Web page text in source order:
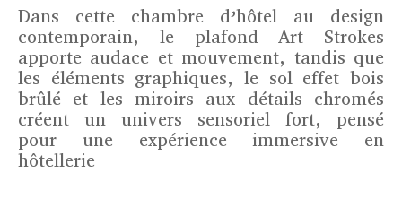
Dans cette chambre d’hôtel au design
contemporain, le plafond Art Strokes
apporte audace et mouvement, tandis que
les éléments graphiques, le sol effet bois
brûlé et les miroirs aux détails chromés
créent un univers sensoriel fort, pensé
pour une expérience immersive en
hôtellerie